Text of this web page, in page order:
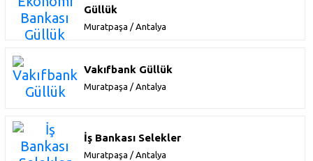
Güllük
Muratpaşa / Antalya
Vakıfbank Güllük
Muratpaşa / Antalya
İş Bankası Selekler
Muratpaşa / Antalya